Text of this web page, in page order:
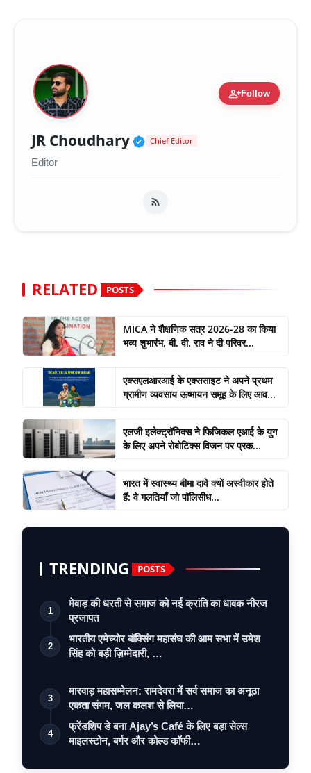
person_addFollow
JR Choudhary Verified Public Figure
Chief Editor
Editor
RELATED POSTS
MICA ने शैक्षणिक सत्र 2026-28 का किया
भव्य शुभारंभ, बी. वी. राव ने दी परिवर...
एक्सएलआरआई के एक्ससाइट ने अपने प्रथम
ग्रामीण व्यवसाय ऊष्मायन समूह के लिए आव...
एलजी इलेक्ट्रॉनिक्स ने फिजिकल एआई के युग
के लिए अपने रोबोटिक्स विजन पर प्रक...
भारत में स्वास्थ्य बीमा दावे क्यों अस्वीकार होते
हैं: वे गलतियाँ जो पॉलिसीध...
TRENDING POSTS
1
मेवाड़ की धरती से समाज को नई क्रांति का धावक नीरज
प्रजापत
2
भारतीय एमेच्योर बॉक्सिंग महासंघ की आम सभा में उमेश
सिंह को बड़ी ज़िम्मेदारी, …
3
मारवाड़ महासम्मेलन: रामदेवरा में सर्व समाज का अनूठा
एकता संगम, जल कलश से लिया…
4
फ्रेंडशिप डे बना Ajay’s Café के लिए बड़ा सेल्स
माइलस्टोन, बर्गर और कोल्ड कॉफी…